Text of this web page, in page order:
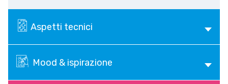
Aspetti tecnici
Mood & ispirazione